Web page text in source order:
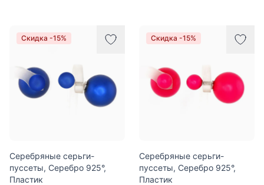
Скидка -15%
Серебряные серьги-
пуссеты, Серебро 925°,
Пластик
Скидка -15%
Серебряные серьги-
пуссеты, Серебро 925°,
Пластик